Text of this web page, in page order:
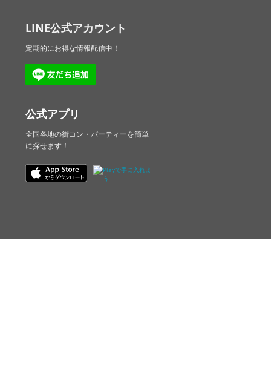
LINE公式アカウント
定期的にお得な情報配信中！
公式アプリ
全国各地の街コン・パーティーを簡単
に探せます！